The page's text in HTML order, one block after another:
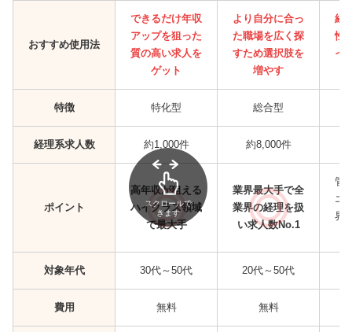
おすすめ使用法
できるだけ年収
アップを狙った
質の高い求人を
ゲット
より自分に合っ
た職場を広く探
すため選択肢を
増やす
経
性
イ
特徴 特化型 総合型
経理系求人数 約1,000件 約8,000件
ポイント
高年収が狙える
ハイクラス領域
で最大手
業界最大手で全
業界の経理を扱
い求人数No.1
管
エ
界
対象年代 30代～50代 20代～50代
費用 無料 無料
スクロールで
きます